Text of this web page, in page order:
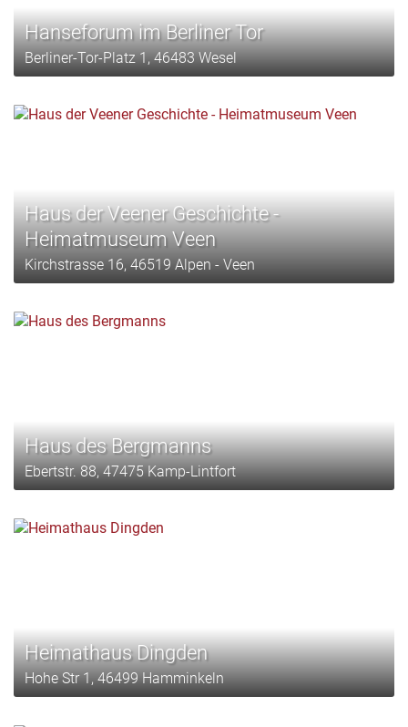
Hanseforum im Berliner Tor
Berliner-Tor-Platz 1, 46483 Wesel
Haus der Veener Geschichte -
Heimatmuseum Veen
Kirchstrasse 16, 46519 Alpen - Veen
Haus des Bergmanns
Ebertstr. 88, 47475 Kamp-Lintfort
Heimathaus Dingden
Hohe Str 1, 46499 Hamminkeln